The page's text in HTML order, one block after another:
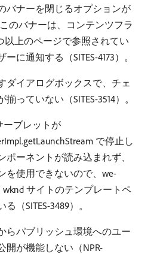
バナーを閉じるオプションが
のバナーは、コンテンツフラ
以上のページで参照されてい
に通知する（SITES-4173）。
ダイアログボックスで、チェ
っていない（SITES-3514）。
ーブレットが
で停止し
ポーネントが読み込まれず、
を使用できないので、we-
wknd サイトのテンプレートペ
（SITES-3489）。
らパブリッシュ環境へのユー
開が機能しない（NPR-